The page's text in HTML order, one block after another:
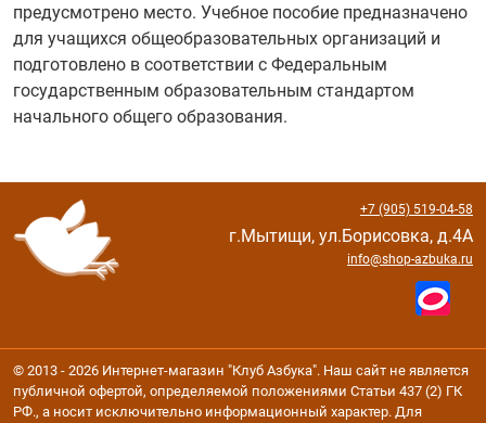
предусмотрено место. Учебное пособие предназначено
для учащихся общеобразовательных организаций и
подготовлено в соответствии с Федеральным
государственным образовательным стандартом
начального общего образования.
+7 (905) 519-04-58
г.Мытищи, ул.Борисовка, д.4А
info@shop-azbuka.ru
© 2013 - 2026 Интернет-магазин "Клуб Азбука". Наш сайт не является
публичной офертой, определяемой положениями Статьи 437 (2) ГК
РФ., а носит исключительно информационный характер. Для